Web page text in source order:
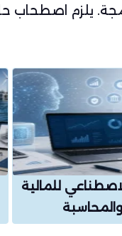
يلزم اصطحاب
للمالية
والمحاسبة